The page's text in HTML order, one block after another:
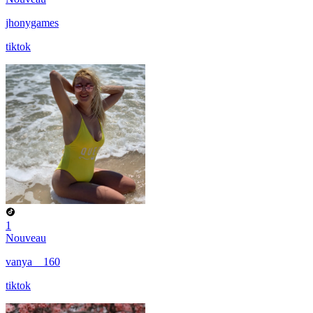
jhonygames
tiktok
1
Nouveau
vanya__160
tiktok